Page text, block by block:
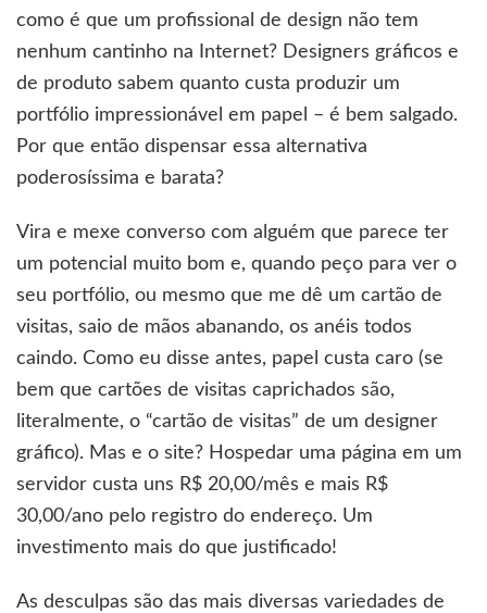
como é que um profissional de design não tem
nenhum cantinho na Internet? Designers gráficos e
de produto sabem quanto custa produzir um
portfólio impressionável em papel – é bem salgado.
Por que então dispensar essa alternativa
poderosíssima e barata?
Vira e mexe converso com alguém que parece ter
um potencial muito bom e, quando peço para ver o
seu portfólio, ou mesmo que me dê um cartão de
visitas, saio de mãos abanando, os anéis todos
caindo. Como eu disse antes, papel custa caro (se
bem que cartões de visitas caprichados são,
literalmente, o “cartão de visitas” de um designer
gráfico). Mas e o site? Hospedar uma página em um
servidor custa uns R$ 20,00/mês e mais R$
30,00/ano pelo registro do endereço. Um
investimento mais do que justificado!
As desculpas são das mais diversas variedades de